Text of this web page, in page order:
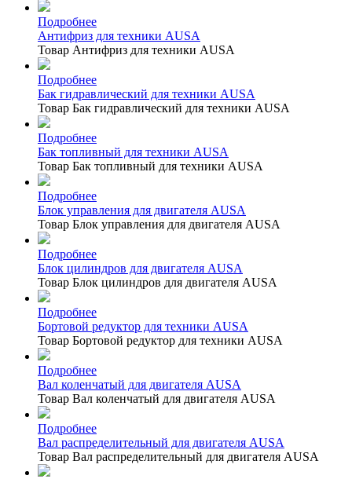
Подробнее
Антифриз для техники AUSA
Товар Антифриз для техники AUSA
Подробнее
Бак гидравлический для техники AUSA
Товар Бак гидравлический для техники AUSA
Подробнее
Бак топливный для техники AUSA
Товар Бак топливный для техники AUSA
Подробнее
Блок управления для двигателя AUSA
Товар Блок управления для двигателя AUSA
Подробнее
Блок цилиндров для двигателя AUSA
Товар Блок цилиндров для двигателя AUSA
Подробнее
Бортовой редуктор для техники AUSA
Товар Бортовой редуктор для техники AUSA
Подробнее
Вал коленчатый для двигателя AUSA
Товар Вал коленчатый для двигателя AUSA
Подробнее
Вал распределительный для двигателя AUSA
Товар Вал распределительный для двигателя AUSA